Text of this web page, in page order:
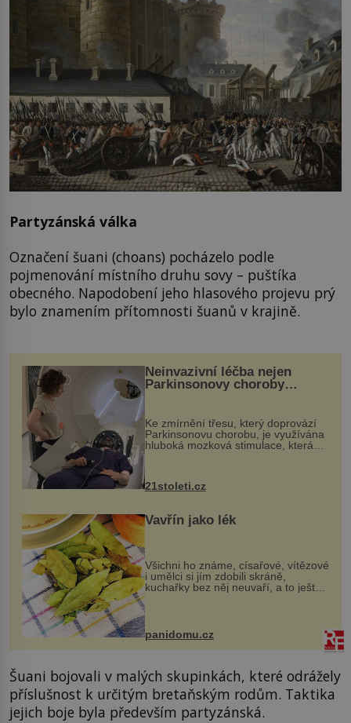
Partyzánská válka
Označení šuani (choans) pocházelo podle
pojmenování místního druhu sovy – puštíka
obecného. Napodobení jeho hlasového projevu prý
bylo znamením přítomnosti šuanů v krajině.
Neinvazivní léčba nejen
Parkinsonovy choroby
Ke zmírnění třesu, který doprovází
Parkinsonovu chorobu, je využívána
hluboká mozková stimulace, která
však vyžaduje vysoce invazivní
zákrok. Ultrazvuk zase není vhodný
k dostatečně přesnému zacílení ...
21stoleti.cz
Vavřín jako lék
Všichni ho známe, císařové, vítězové
i umělci si jím zdobili skráně,
kuchařky bez něj neuvaří, a to ještě
nevíte, že bobkový list může výrazně
zmírnit některé naše neduhy.
Obsahuje v malém množství ně...
panidomu.cz
Šuani bojovali v malých skupinkách, které odrážely
příslušnost k určitým bretaňským rodům. Taktika
jejich boje byla především partyzánská.